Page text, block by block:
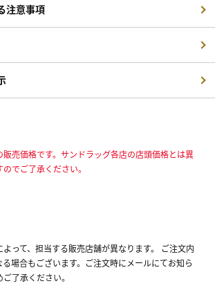
注意事項
売価格です。サンドラッグ各店の店頭価格とは異
でご了承ください。
って、担当する販売店舗が異なります。 ご注文内
場合もございます。ご注文時にメールにてお知ら
了承ください。